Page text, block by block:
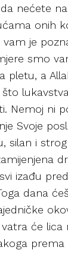
nećete
onih
vam je
smo
pletu, a
što
Nemoj ni
Svoje
silan i
izađu
dana
će lica
prema